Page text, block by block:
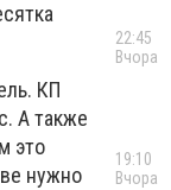
КП
А также
это
нужно
22:45
Вчора
19:10
Вчора